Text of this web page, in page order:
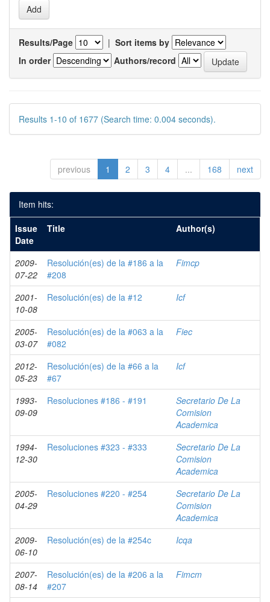
Results/Page | Sort items by
In order
Authors/record
Results 1-10 of 1677 (Search time: 0.004 seconds).
previous 1 2 3 4 ... 168 next
Item hits:
Issue
Date
Title Author(s)
2009-
07-22
Resolución(es) de la #186 a la
#208
Fimcp
2001-
10-08
Resolución(es) de la #12 Icf
2005-
03-07
Resolución(es) de la #063 a la
#082
Fiec
2012-
05-23
Resolución(es) de la #66 a la
#67
Icf
1993-
09-09
Resoluciones #186 - #191
Secretario De La
Comision
Academica
1994-
12-30
Resoluciones #323 - #333
Secretario De La
Comision
Academica
2005-
04-29
Resoluciones #220 - #254
Secretario De La
Comision
Academica
2009-
06-10
Resolución(es) de la #254c Icqa
2007-
08-14
Resolución(es) de la #206 a la
#207
Fimcm